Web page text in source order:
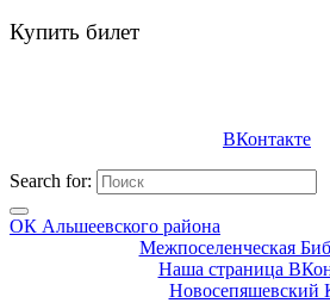
Купить билет
ВКонтакте
Search for:
ОК Альшеевского района
Межпоселенческая
Наша страница
Новосепяшевский